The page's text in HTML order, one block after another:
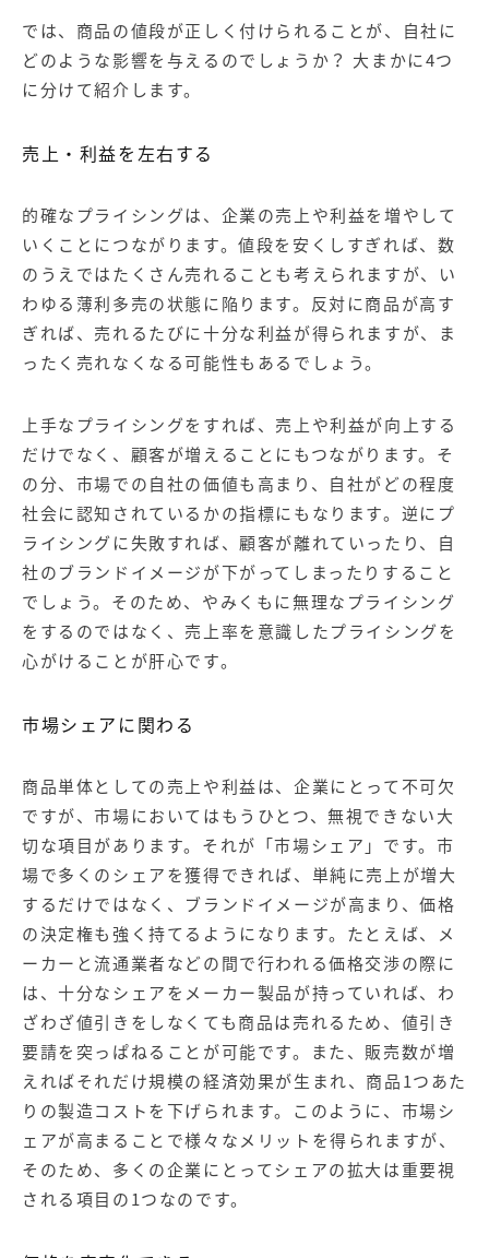
では、商品の値段が正しく付けられることが、自社に
どのような影響を与えるのでしょうか？ 大まかに4つ
に分けて紹介します。
売上・利益を左右する
的確なプライシングは、企業の売上や利益を増やして
いくことにつながります。値段を安くしすぎれば、数
のうえではたくさん売れることも考えられますが、い
わゆる薄利多売の状態に陥ります。反対に商品が高す
ぎれば、売れるたびに十分な利益が得られますが、ま
ったく売れなくなる可能性もあるでしょう。
上手なプライシングをすれば、売上や利益が向上する
だけでなく、顧客が増えることにもつながります。そ
の分、市場での自社の価値も高まり、自社がどの程度
社会に認知されているかの指標にもなります。逆にプ
ライシングに失敗すれば、顧客が離れていったり、自
社のブランドイメージが下がってしまったりすること
でしょう。そのため、やみくもに無理なプライシング
をするのではなく、売上率を意識したプライシングを
心がけることが肝心です。
市場シェアに関わる
商品単体としての売上や利益は、企業にとって不可欠
ですが、市場においてはもうひとつ、無視できない大
切な項目があります。それが「市場シェア」です。市
場で多くのシェアを獲得できれば、単純に売上が増大
するだけではなく、ブランドイメージが高まり、価格
の決定権も強く持てるようになります。たとえば、メ
ーカーと流通業者などの間で行われる価格交渉の際に
は、十分なシェアをメーカー製品が持っていれば、わ
ざわざ値引きをしなくても商品は売れるため、値引き
要請を突っぱねることが可能です。また、販売数が増
えればそれだけ規模の経済効果が生まれ、商品1つあた
りの製造コストを下げられます。このように、市場シ
ェアが高まることで様々なメリットを得られますが、
そのため、多くの企業にとってシェアの拡大は重要視
される項目の1つなのです。